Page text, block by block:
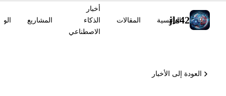
jls42
الرئيسية المقالات
أخبار
الذكاء
الاصطناعي
المشاريع
العودة إلى الأخبار